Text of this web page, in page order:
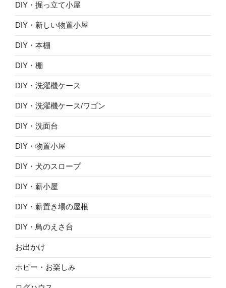
DIY・掘っ立て小屋
DIY・新しい物置小屋
DIY・本棚
DIY・棚
DIY・洗濯機ケース
DIY・洗濯機ケース/ワゴン
DIY・洗面台
DIY・物置小屋
DIY・犬のスロープ
DIY・薪小屋
DIY・薪置き場の屋根
DIY・鳥のえさ台
お出かけ
ホビー・お楽しみ